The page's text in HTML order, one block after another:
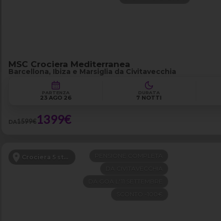
MSC Crociera Mediterranea
Barcellona, Ibiza e Marsiglia da Civitavecchia
PARTENZA
23 AGO 26
DURATA
7 NOTTI
DA1599€1399€
Crociera 5 stelle